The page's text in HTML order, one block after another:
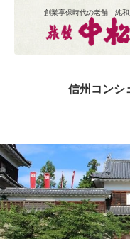
創業享保時代の老舗 純和
信州コンシ